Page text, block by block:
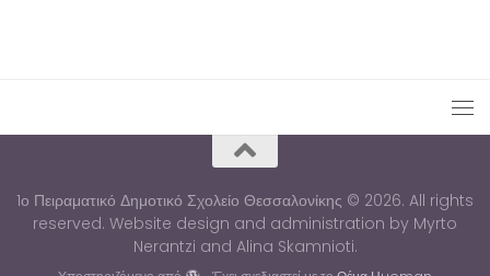
1ο Πειραματικό Δημοτικό Σχολείο Θεσσαλονίκης © 2026. All rights
reserved. Website design and administration by Myrto
Nerantzi and Alina Skamnioti.